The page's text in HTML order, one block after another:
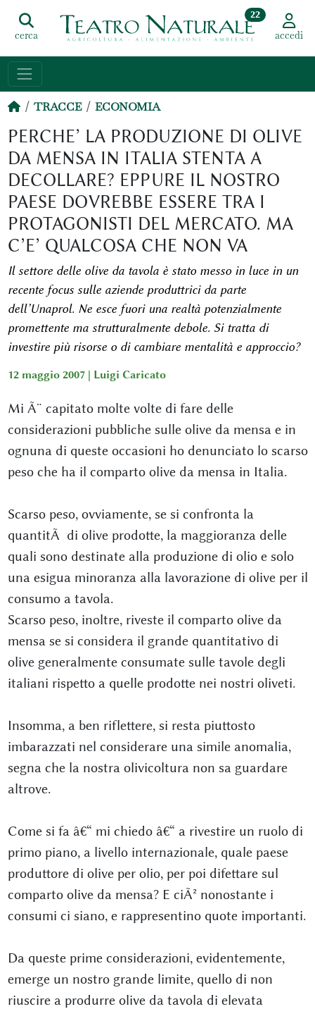
cerca
22
accedi
TRACCE ECONOMIA
PERCHE’ LA PRODUZIONE DI OLIVE
DA MENSA IN ITALIA STENTA A
DECOLLARE? EPPURE IL NOSTRO
PAESE DOVREBBE ESSERE TRA I
PROTAGONISTI DEL MERCATO. MA
C’E’ QUALCOSA CHE NON VA
Il settore delle olive da tavola è stato messo in luce in un
recente focus sulle aziende produttrici da parte
dell’Unaprol. Ne esce fuori una realtà potenzialmente
promettente ma strutturalmente debole. Si tratta di
investire più risorse o di cambiare mentalità e approccio?
12 maggio 2007 | Luigi Caricato
Mi Ã¨ capitato molte volte di fare delle
considerazioni pubbliche sulle olive da mensa e in
ognuna di queste occasioni ho denunciato lo scarso
peso che ha il comparto olive da mensa in Italia.
Scarso peso, ovviamente, se si confronta la
quantitÃ di olive prodotte, la maggioranza delle
quali sono destinate alla produzione di olio e solo
una esigua minoranza alla lavorazione di olive per il
consumo a tavola.
Scarso peso, inoltre, riveste il comparto olive da
mensa se si considera il grande quantitativo di
olive generalmente consumate sulle tavole degli
italiani rispetto a quelle prodotte nei nostri oliveti.
Insomma, a ben riflettere, si resta piuttosto
imbarazzati nel considerare una simile anomalia,
segna che la nostra olivicoltura non sa guardare
altrove.
Come si fa â€“ mi chiedo â€“ a rivestire un ruolo di
primo piano, a livello internazionale, quale paese
produttore di olive per olio, per poi difettare sul
comparto olive da mensa? E ciÃ² nonostante i
consumi ci siano, e rappresentino quote importanti.
Da queste prime considerazioni, evidentemente,
emerge un nostro grande limite, quello di non
riuscire a produrre olive da tavola di elevata